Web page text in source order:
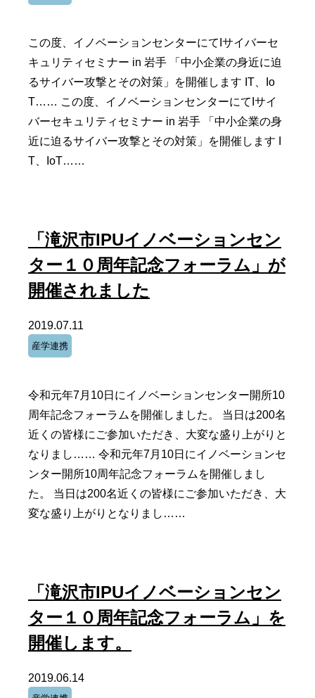
この度、イノベーションセンターにてIサイバーセ
キュリティセミナー in 岩手 「中小企業の身近に迫
るサイバー攻撃とその対策」を開催します IT、Io
T…… この度、イノベーションセンターにてIサイ
バーセキュリティセミナー in 岩手 「中小企業の身
近に迫るサイバー攻撃とその対策」を開催します I
T、IoT……
「滝沢市IPUイノベーションセン
ター１０周年記念フォーラム」が
開催されました
2019.07.11
産学連携
令和元年7月10日にイノベーションセンター開所10
周年記念フォーラムを開催しました。 当日は200名
近くの皆様にご参加いただき、大変な盛り上がりと
なりまし…… 令和元年7月10日にイノベーションセ
ンター開所10周年記念フォーラムを開催しまし
た。 当日は200名近くの皆様にご参加いただき、大
変な盛り上がりとなりまし……
「滝沢市IPUイノベーションセン
ター１０周年記念フォーラム」を
開催します。
2019.06.14